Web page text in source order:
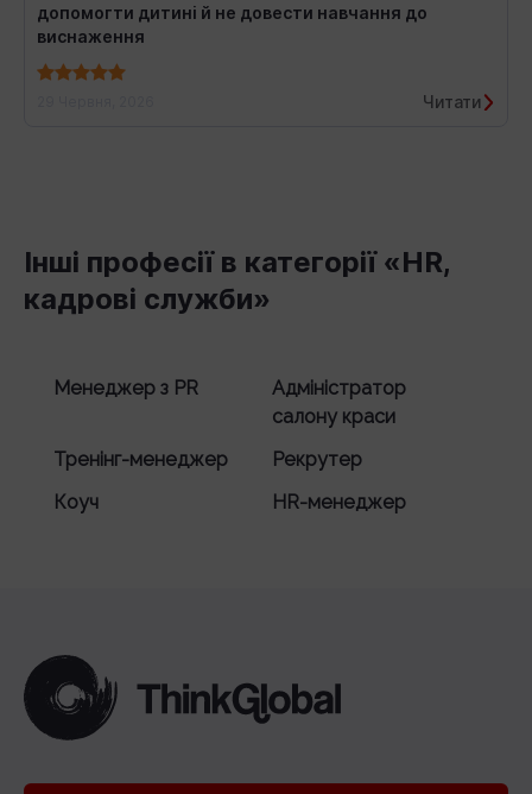
допомогти дитині й не довести навчання до
виснаження
Читати
Інші професії в категорії «HR,
кадрові служби»
Менеджер з PR
Адміністратор
салону краси
Тренінг-менеджер
Рекрутер
Коуч
HR-менеджер